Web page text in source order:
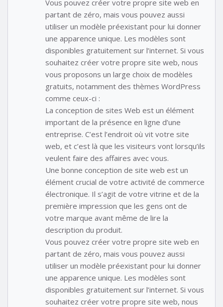
Vous pouvez créer votre propre site web en
partant de zéro, mais vous pouvez aussi
utiliser un modèle préexistant pour lui donner
une apparence unique. Les modèles sont
disponibles gratuitement sur l’internet. Si vous
souhaitez créer votre propre site web, nous
vous proposons un large choix de modèles
gratuits, notamment des thèmes WordPress
comme ceux-ci :
La conception de sites Web est un élément
important de la présence en ligne d’une
entreprise. C’est l’endroit où vit votre site
web, et c’est là que les visiteurs vont lorsqu’ils
veulent faire des affaires avec vous.
Une bonne conception de site web est un
élément crucial de votre activité de commerce
électronique. Il s’agit de votre vitrine et de la
première impression que les gens ont de
votre marque avant même de lire la
description du produit.
Vous pouvez créer votre propre site web en
partant de zéro, mais vous pouvez aussi
utiliser un modèle préexistant pour lui donner
une apparence unique. Les modèles sont
disponibles gratuitement sur l’internet. Si vous
souhaitez créer votre propre site web, nous